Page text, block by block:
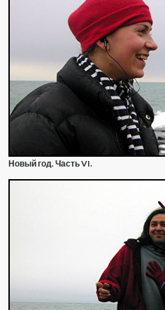
Новый год. Часть VI.